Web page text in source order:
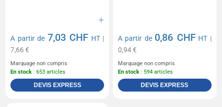
A partir de 7,03 CHF HT|
7,66 €
Marquage non compris
En stock : 653 articles
DEVIS EXPRESS
A partir de 0,86 CHF HT |
0,94 €
Marquage non compris
En stock : 594 articles
DEVIS EXPRESS